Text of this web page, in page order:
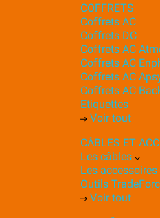
COFFRETS
Coffrets AC
Coffrets DC
Coffrets AC
Coffrets AC
Coffrets AC
Coffrets AC
Etiquettes
Voir tout
CÂBLES ET
Les câbles
Les accessoires
Outils
Voir tout